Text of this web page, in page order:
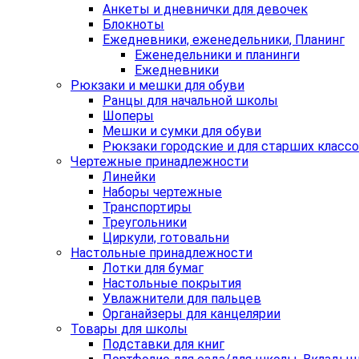
Анкеты и дневнички для девочек
Блокноты
Ежедневники, еженедельники, Планинг
Еженедельники и планинги
Ежедневники
Рюкзаки и мешки для обуви
Ранцы для начальной школы
Шоперы
Мешки и сумки для обуви
Рюкзаки городские и для старших
Чертежные принадлежности
Линейки
Наборы чертежные
Транспортиры
Треугольники
Циркули, готовальни
Настольные принадлежности
Лотки для бумаг
Настольные покрытия
Увлажнители для пальцев
Органайзеры для канцелярии
Товары для школы
Подставки для книг